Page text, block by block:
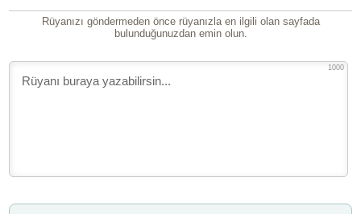
Rüyanızı göndermeden önce rüyanızla en ilgili olan sayfada
bulunduğunuzdan emin olun.
1000